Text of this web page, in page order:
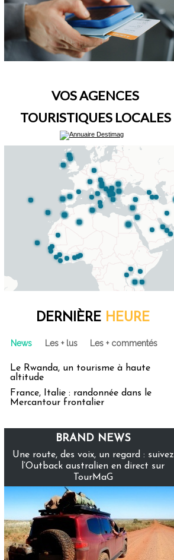
VOS AGENCES
TOURISTIQUES LOCALES
DERNIÈRE HEURE
News Les + lus Les + commentés
Le Rwanda, un tourisme à haute
altitude
France, Italie : randonnée dans le
Mercantour frontalier
BRAND NEWS
Une route, des voix, un regard : suivez
l’Outback australien en direct sur
TourMaG